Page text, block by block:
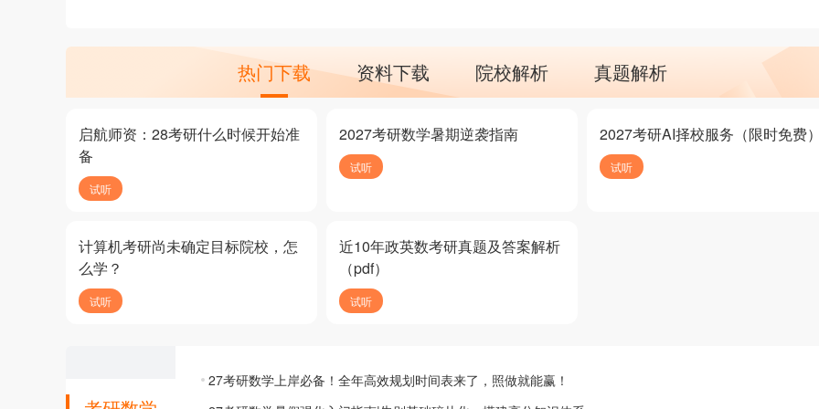
热门下载 资料下载 院校解析 真题解析
启航师资：28考研什么时候开始准
备
试听
2027考研数学暑期逆袭指南
试听
2027考研AI择校服务（限时免费
试听
计算机考研尚未确定目标院校，怎
么学？
试听
近10年政英数考研真题及答案解析
（pdf）
试听
27考研数学上岸必备！全年高效规划时间表来了，照做就能赢！